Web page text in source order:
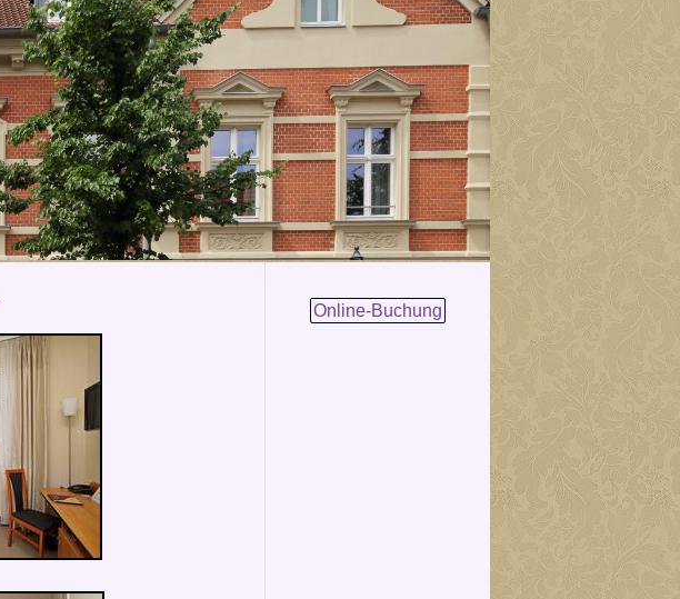
Online-Buchung